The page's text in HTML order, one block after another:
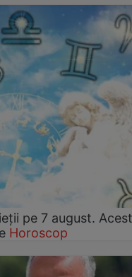
pe 7 august. Acest
Horoscop